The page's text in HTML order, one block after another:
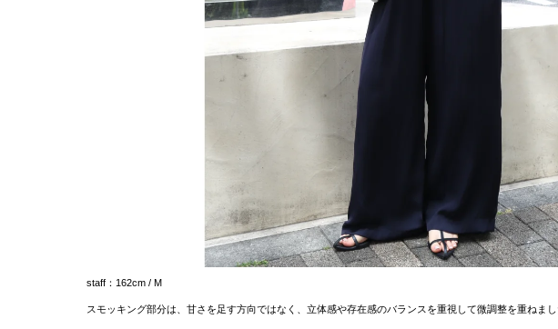
staff：162cm / M
スモッキング部分は、甘さを足す方向ではなく、立体感や存在感のバランスを重視して微調整を重ねま